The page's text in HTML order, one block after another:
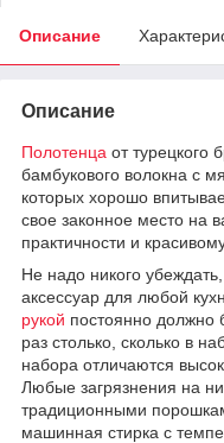
Описание
Описание
Полотенца от турецкого
бамбукового волокна с
которых хорошо
свое законное место на
практичности и
Не надо никого
аксессуар для любой
рукой постоянно должно
раз столько, сколько в
набора отличаются
Любые загрязнения на
традиционными
машинная стирка с